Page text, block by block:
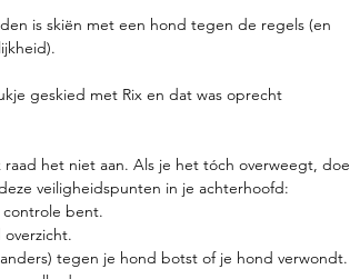
is skiën met een hond tegen de regels (en
geskied met Rix en dat was oprecht
het niet aan. Als je het tóch overweegt, doe
veiligheidspunten in je achterhoofd:
controle bent.
tegen je hond botst of je hond verwondt.